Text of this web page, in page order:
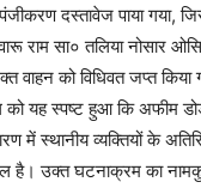
दस्तावेज पाया गया,
राम सा० तलिया नोसार
वाहन को विधिवत जप्त किया
को यह स्पष्ट हुआ कि अफीम
में स्थानीय व्यक्तियों के
है। उक्त घटनाक्रम का